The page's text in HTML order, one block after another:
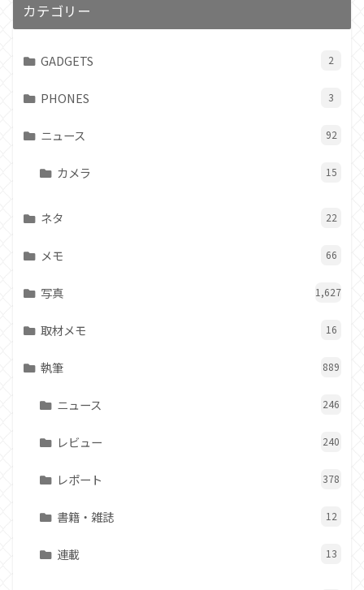
カテゴリー
GADGETS 2
PHONES 3
ニュース 92
カメラ 15
ネタ 22
メモ 66
写真 1,627
取材メモ 16
執筆 889
ニュース 246
レビュー 240
レポート 378
書籍・雑誌 12
連載 13